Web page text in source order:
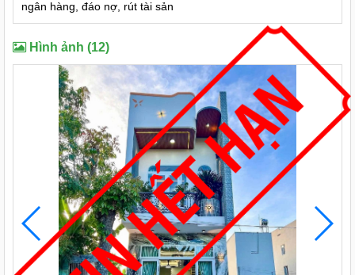
ngân hàng, đáo nợ, rút tài sản
Hình ảnh (12)